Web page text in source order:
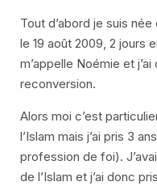
Tout d’abord je suis
le 19 août 2009, 2 jours
m’appelle Noémie et
reconversion.
Alors moi c’est
l’Islam mais j’ai pris 3
profession de foi).
de l’Islam et j’ai donc